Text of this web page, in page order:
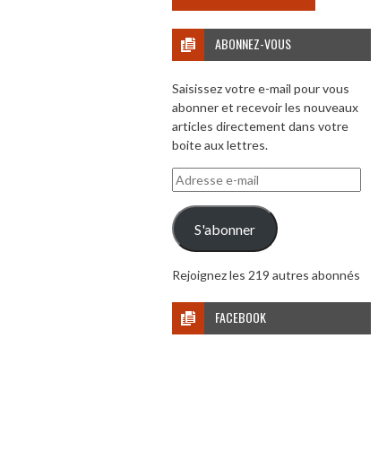
ABONNEZ-VOUS
Saisissez votre e-mail pour vous
abonner et recevoir les nouveaux
articles directement dans votre
boite aux lettres.
Adresse
e-
mail
S'abonner
Rejoignez les 219 autres abonnés
FACEBOOK